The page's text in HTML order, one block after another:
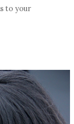
to your